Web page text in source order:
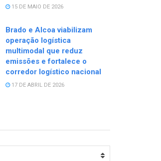
15 DE MAIO DE 2026
Brado e Alcoa viabilizam
operação logística
multimodal que reduz
emissões e fortalece o
corredor logístico nacional
17 DE ABRIL DE 2026